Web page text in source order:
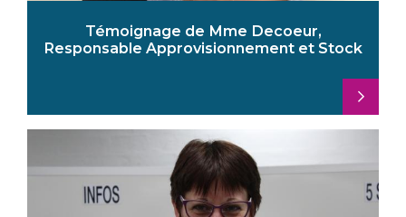
Témoignage de Mme Decoeur,
Responsable Approvisionnement et Stock